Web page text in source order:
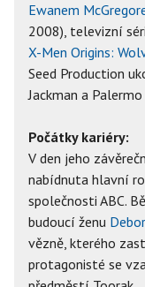
Ewanem
2008), televizní
X-Men Origins:
Seed Production
Jackman a
Počátky kariéry:
V den jeho
nabídnuta hlavní
společnosti ABC.
budoucí ženu
vězně, kterého
protagonisté se